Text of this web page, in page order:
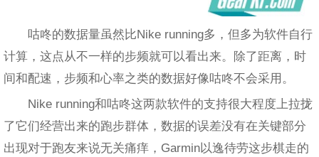
咕咚的数据量虽然比Nike running多，但多为软件自行
计算，这点从不一样的步频就可以看出来。除了距离，时
间和配速，步频和心率之类的数据好像咕咚不会采用。
Nike running和咕咚这两款软件的支持很大程度上拉拢
了它们经营出来的跑步群体，数据的误差没有在关键部分
出现对于跑友来说无关痛痒，Garmin以逸待劳这步棋走的